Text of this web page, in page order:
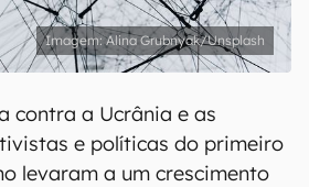
Alina Grubnyak/Unsplash
contra a Ucrânia e as
e políticas do primeiro
levaram a um crescimento